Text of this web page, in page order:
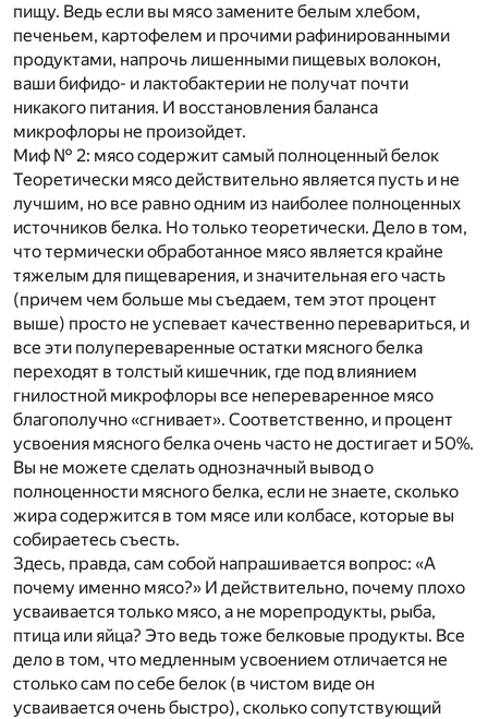
пищу. Ведь если вы мясо замените белым хлебом,
печеньем, картофелем и прочими рафинированными
продуктами, напрочь лишенными пищевых волокон,
ваши бифидо- и лактобактерии не получат почти
никакого питания. И восстановления баланса
микрофлоры не произойдет.
Миф № 2: мясо содержит самый полноценный белок
Теоретически мясо действительно является пусть и не
лучшим, но все равно одним из наиболее полноценных
источников белка. Но только теоретически. Дело в том,
что термически обработанное мясо является крайне
тяжелым для пищеварения, и значительная его часть
(причем чем больше мы съедаем, тем этот процент
выше) просто не успевает качественно перевариться, и
все эти полупереваренные остатки мясного белка
переходят в толстый кишечник, где под влиянием
гнилостной микрофлоры все непереваренное мясо
благополучно «сгнивает». Соответственно, и процент
усвоения мясного белка очень часто не достигает и 50%.
Вы не можете сделать однозначный вывод о
полноценности мясного белка, если не знаете, сколько
жира содержится в том мясе или колбасе, которые вы
собираетесь съесть.
Здесь, правда, сам собой напрашивается вопрос: «А
почему именно мясо?» И действительно, почему плохо
усваивается только мясо, а не морепродукты, рыба,
птица или яйца? Это ведь тоже белковые продукты. Все
дело в том, что медленным усвоением отличается не
столько сам по себе белок (в чистом виде он
усваивается очень быстро), сколько сопутствующий